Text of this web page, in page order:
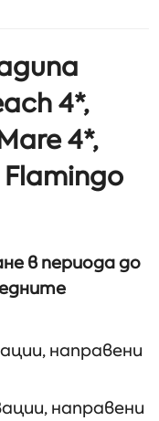
4*,
4*,
в периода до
направени
направени